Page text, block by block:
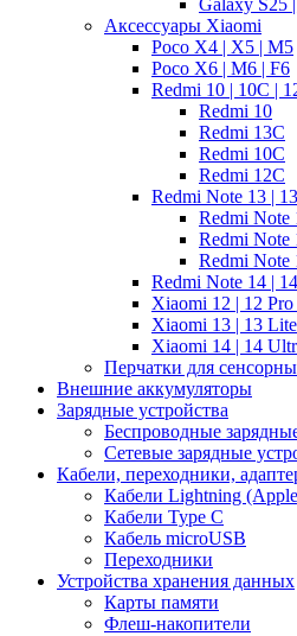
Galaxy S25
Аксессуары Xiaomi
Poco X4 | X5 | M5
Poco X6 | M6 | F6
Redmi 10 | 10C |
Redmi 10
Redmi 13C
Redmi 10C
Redmi 12C
Redmi Note 13 |
Redmi Note
Redmi Note
Redmi Note
Redmi Note 14 |
Xiaomi 12 | 12
Xiaomi 13 | 13
Xiaomi 14 | 14
Перчатки для
Внешние аккумуляторы
Зарядные устройства
Беспроводные
Сетевые зарядные
Кабели, переходники,
Кабели Lightning
Кабели Type C
Кабель microUSB
Переходники
Устройства хранения данных
Карты памяти
Флеш-накопители